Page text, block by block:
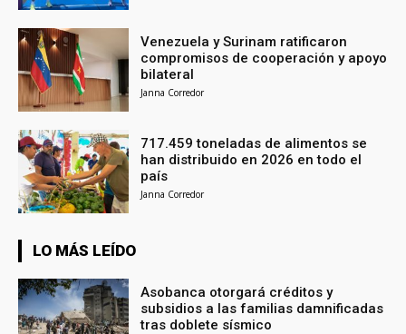
Venezuela y Surinam ratificaron
compromisos de cooperación y apoyo
bilateral
Janna Corredor
717.459 toneladas de alimentos se
han distribuido en 2026 en todo el
país
Janna Corredor
LO MÁS LEÍDO
Asobanca otorgará créditos y
subsidios a las familias damnificadas
tras doblete sísmico